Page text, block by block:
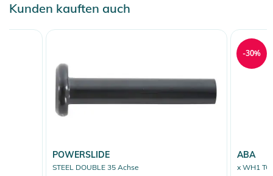
Kunden kauften auch
POWERSLIDE
STEEL DOUBLE 35 Achse
ABA
x WH1
-30%